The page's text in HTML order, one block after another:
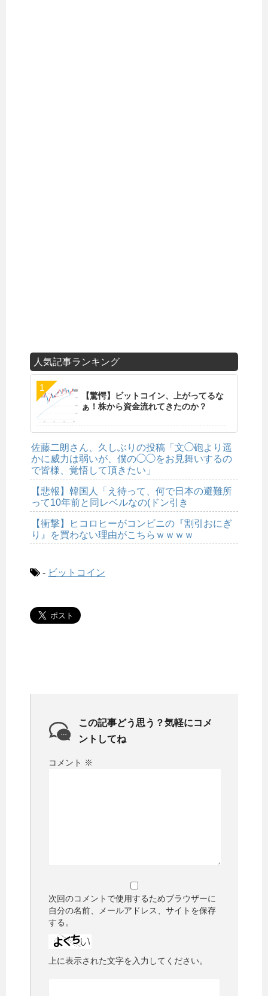
人気記事ランキング
【驚愕】ビットコイン、上がってるな
ぁ！株から資金流れてきたのか？
佐藤二朗さん、久しぶりの投稿「文◯砲より遥
かに威力は弱いが、僕の◯◯をお見舞いするの
で皆様、覚悟して頂きたい」
【悲報】韓国人「え待って、何で日本の避難所
って10年前と同レベルなの(ドン引き
【衝撃】ヒコロヒーがコンビニの『割引おにぎ
り』を買わない理由がこちらｗｗｗｗ
- ビットコイン
この記事どう思う？気軽にコメ
ントしてね
コメント ※
次回のコメントで使用するためブラウザーに
自分の名前、メールアドレス、サイトを保存
する。
上に表示された文字を入力してください。